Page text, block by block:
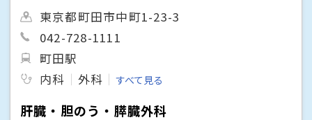
東京都町田市中町1-23-3
042-728-1111
町田駅
内科
外科 すべて見る
肝臓・胆のう・膵臓外科